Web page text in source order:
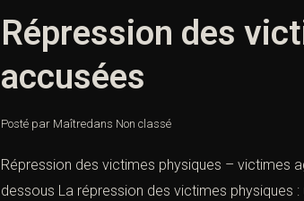
Répression des
accusées
Posté par Maîtredans Non classé
Répression des victimes physiques – victimes
dessous La répression des victimes physiques